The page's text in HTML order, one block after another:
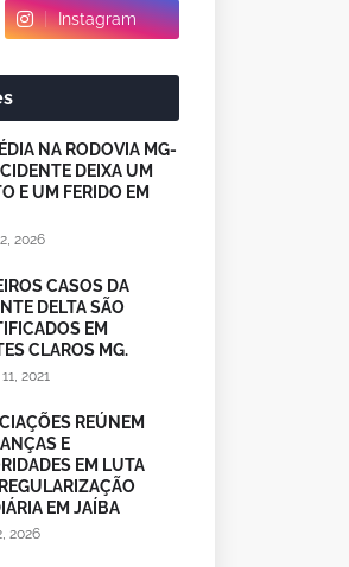
Instagram
NA RODOVIA MG-
DEIXA UM
E UM FERIDO EM
2026
CASOS DA
DELTA SÃO
EM
CLAROS MG.
2021
REÚNEM
E
EM LUTA
EM JAÍBA
2026